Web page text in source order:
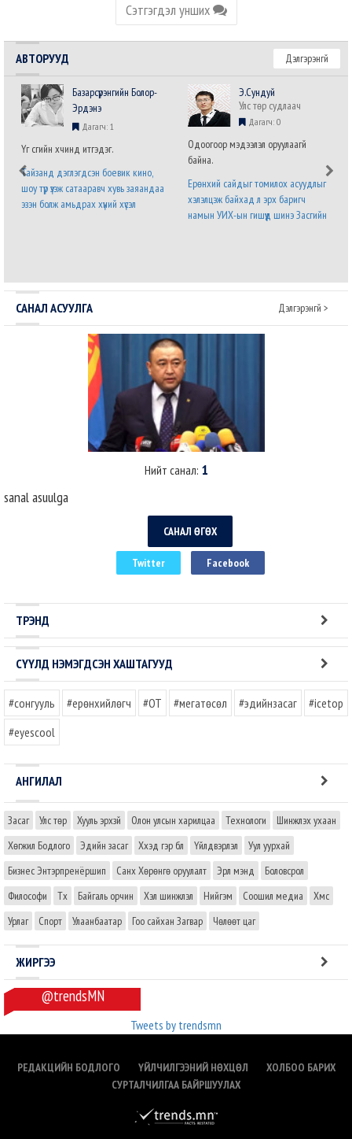
Сэтгэгдэл унших
АВТОРУУД Дэлгэрэнгүй
Базарсүрэнгийн Болор-
Эрдэнэ
Дагагч: 1
Үг үсгийн хүчинд итгэдэг.
Тайзанд дэглэгдсэн боевик кино,
шоу түр үзэж сатааравч хувь заяандаа
эзэн болж амьдрах хүний хүсэл
Э.Сундуй
Улс төр судлаач
Дагагч: 0
Одоогоор мэдээлэл оруулаагүй
байна.
Ерөнхий сайдыг томилох асуудлыг
хэлэлцэж байхад л эрх баригч
намын УИХ-ын гишүүд шинэ Засгийн
САНАЛ АСУУЛГА Дэлгэрэнгүй >
Нийт санал: 1
sanal asuulga
САНАЛ ӨГӨХ
Twitter Facebook
ТРЭНД
СҮҮЛД НЭМЭГДСЭН ХАШТАГУУД
#сонгууль #ерөнхийлөгч #OT #мегатөсөл #эдийнзасаг
#icetop
#eyescool
АНГИЛАЛ
Засаг Улс төр Хууль эрхзүй Олон улсын харилцаа Технологи
Шинжлэх ухаан
Хөгжил Бодлого
Эдийн засаг Хүүхэд гэр бүл Үйлдвэрлэл
Уул уурхай
Бизнес Энтэрпренёршип
Санхүү Хөрөнгө оруулалт Эрүүл мэнд
Боловсрол
Философи
Түүх Байгаль орчин Хэл шинжлэл Нийгэм Соошил медиа
Хүмүүс
Урлаг
Спорт Улаанбаатар Гоо сайхан Загвар Чөлөөт цаг
ЖИРГЭЭ
@trendsMN
Tweets by trendsmn
РЕДАКЦИЙН БОДЛОГО ҮЙЛЧИЛГЭЭНИЙ НӨХЦӨЛ
ХОЛБОО БАРИХ
СУРТАЛЧИЛГАА БАЙРШУУЛАХ